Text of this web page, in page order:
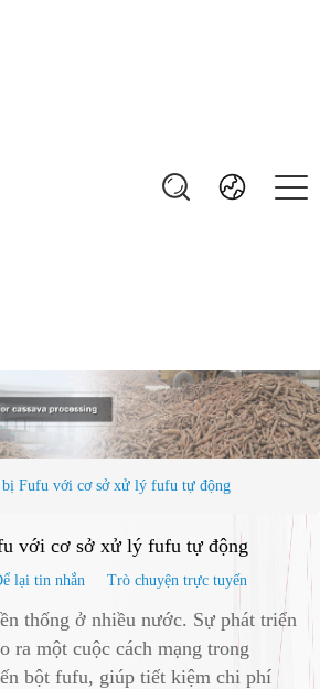
bị Fufu với cơ sở xử lý fufu tự động
với cơ sở xử lý fufu tự động
lại tin nhắn Trò chuyện trực tuyến
thống ở nhiều nước. Sự phát triển
ra một cuộc cách mạng trong
bột fufu, giúp tiết kiệm chi phí